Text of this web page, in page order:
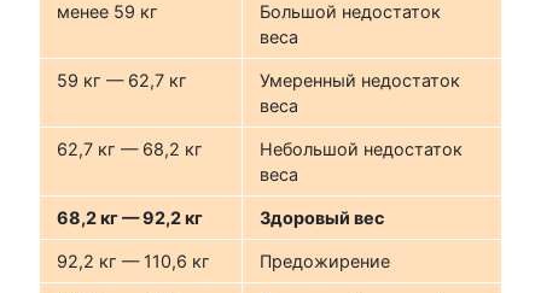
менее 59 кг
Большой недостаток
веса
59 кг — 62,7 кг
Умеренный недостаток
веса
62,7 кг — 68,2 кг
Небольшой недостаток
веса
68,2 кг — 92,2 кг Здоровый вес
92,2 кг — 110,6 кг Предожирение